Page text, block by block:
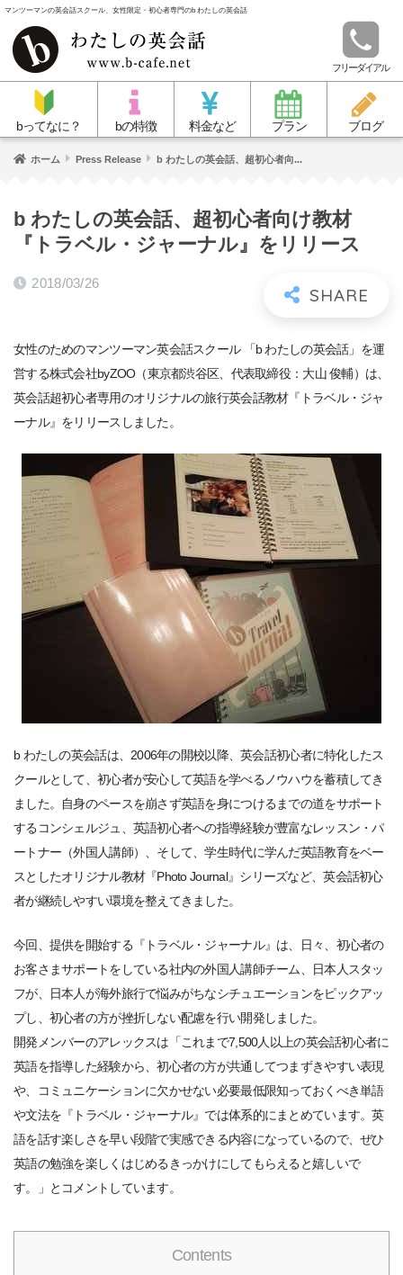
マンツーマンの英会話スクール、女性限定・初心者専門のb わたしの英会話
フリーダイアル
bってなに？ bの特徴 料金など プラン ブログ
ホーム Press Release b わたしの英会話、超初心者向...
b わたしの英会話、超初心者向け教材
『トラベル・ジャーナル』をリリース
2018/03/26
女性のためのマンツーマン英会話スクール 「b わたしの英会話」を運
営する株式会社byZOO（東京都渋谷区、代表取締役：大山 俊輔）は、
英会話超初心者専用のオリジナルの旅行英会話教材『トラベル・ジャ
ーナル』をリリースしました。
b わたしの英会話は、2006年の開校以降、英会話初心者に特化したス
クールとして、初心者が安心して英語を学べるノウハウを蓄積してき
ました。自身のペースを崩さず英語を身につけるまでの道をサポート
するコンシェルジュ、英語初心者への指導経験が豊富なレッスン・パ
ートナー（外国人講師）、そして、学生時代に学んだ英語教育をベー
スとしたオリジナル教材『Photo Journal』シリーズなど、英会話初心
者が継続しやすい環境を整えてきました。
今回、提供を開始する『トラベル・ジャーナル』は、日々、初心者の
お客さまサポートをしている社内の外国人講師チーム、日本人スタッ
フが、日本人が海外旅行で悩みがちなシチュエーションをピックアッ
プし、初心者の方が挫折しない配慮を行い開発しました。
開発メンバーのアレックスは「これまで7,500人以上の英会話初心者に
英語を指導した経験から、初心者の方が共通してつまずきやすい表現
や、コミュニケーションに欠かせない必要最低限知っておくべき単語
や文法を『トラベル・ジャーナル』では体系的にまとめています。英
語を話す楽しさを早い段階で実感できる内容になっているので、ぜひ
英語の勉強を楽しくはじめるきっかけにしてもらえると嬉しいで
す。」とコメントしています。
Contents